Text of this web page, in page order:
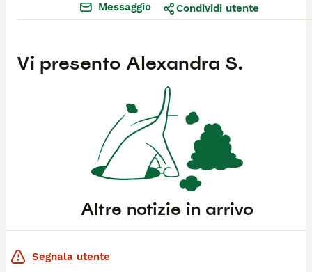
Vi presento Alexandra S.
Messaggio Condividi utente
Altre notizie in arrivo
Segnala utente